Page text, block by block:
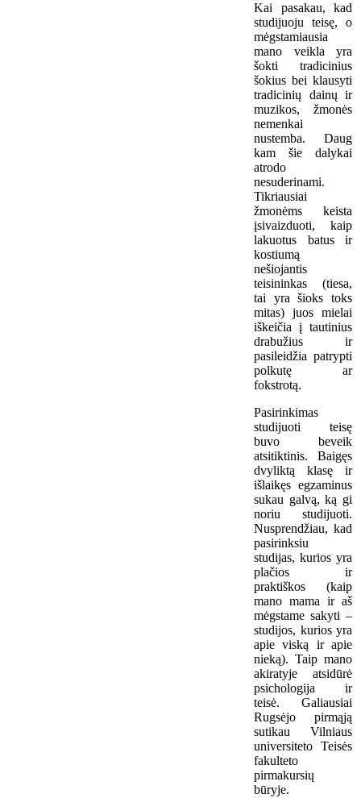
Kai pasakau, kad
studijuoju teisę, o
mėgstamiausia
mano veikla yra
šokti tradicinius
šokius bei klausyti
tradicinių dainų ir
muzikos, žmonės
nemenkai
nustemba. Daug
kam šie dalykai
atrodo
nesuderinami.
Tikriausiai
žmonėms keista
įsivaizduoti, kaip
lakuotus batus ir
kostiumą
nešiojantis
teisininkas (tiesa,
tai yra šioks toks
mitas) juos mielai
iškeičia į tautinius
drabužius ir
pasileidžia patrypti
polkutę ar
fokstrotą.
Pasirinkimas
studijuoti teisę
buvo beveik
atsitiktinis. Baigęs
dvyliktą klasę ir
išlaikęs egzaminus
sukau galvą, ką gi
noriu studijuoti.
Nusprendžiau, kad
pasirinksiu
studijas, kurios yra
plačios ir
praktiškos (kaip
mano mama ir aš
mėgstame sakyti –
studijos, kurios yra
apie viską ir apie
nieką). Taip mano
akiratyje atsidūrė
psichologija ir
teisė. Galiausiai
Rugsėjo pirmąją
sutikau Vilniaus
universiteto Teisės
fakulteto
pirmakursių
būryje.